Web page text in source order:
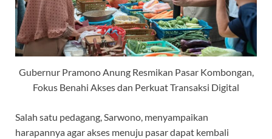
Gubernur Pramono Anung Resmikan Pasar Kombongan,
Fokus Benahi Akses dan Perkuat Transaksi Digital
Salah satu pedagang, Sarwono, menyampaikan
harapannya agar akses menuju pasar dapat kembali